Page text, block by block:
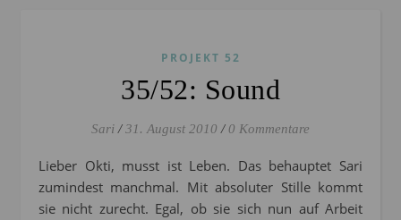
PROJEKT 52
35/52: Sound
Sari / 31. August 2010 / 0 Kommentare
Lieber Okti, musst ist Leben. Das behauptet Sari
zumindest manchmal. Mit absoluter Stille kommt
sie nicht zurecht. Egal, ob sie sich nun auf Arbeit